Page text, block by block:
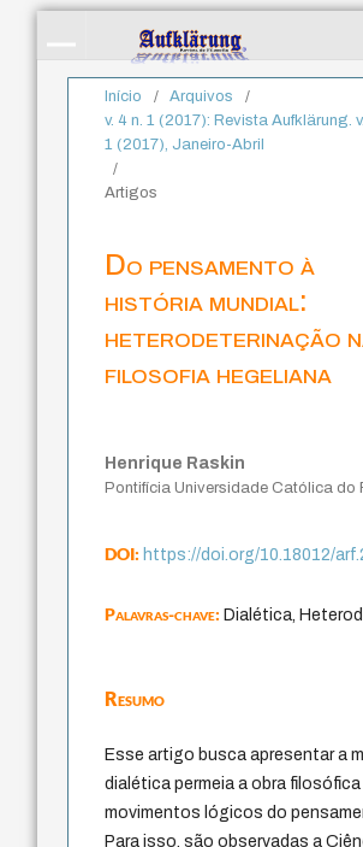
Início / Arquivos
/
v. 4 n. 1 (2017): Revista Aufklärung.
1 (2017), Janeiro-Abril
/
Artigos
Do pensamento à
história mundial:
heterodeterinação
filosofia hegeliana
Henrique Raskin
Pontifícia Universidade Católica do
DOI:https://doi.org/10.18012/
Palavras-chave:Dialética,
Resumo
Esse artigo busca apresentar a
dialética permeia a obra
movimentos lógicos do
Para isso, são observadas a